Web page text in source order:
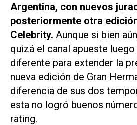
Argentina, con nuevos
posteriormente otra
Celebrity. Aunque si bien
quizá el canal apueste
diferente para extender la
nueva edición de Gran
diferencia de sus dos
esta no logró buenos
rating.